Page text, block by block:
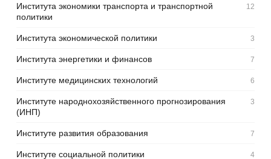
Института экономики транспорта и транспортной
политики
12
Института экономической политики 3
Института энергетики и финансов 7
Институте медицинских технологий 6
Институте народнохозяйственного прогнозирования
(ИНП)
3
Институте развития образования 7
Институте социальной политики 4